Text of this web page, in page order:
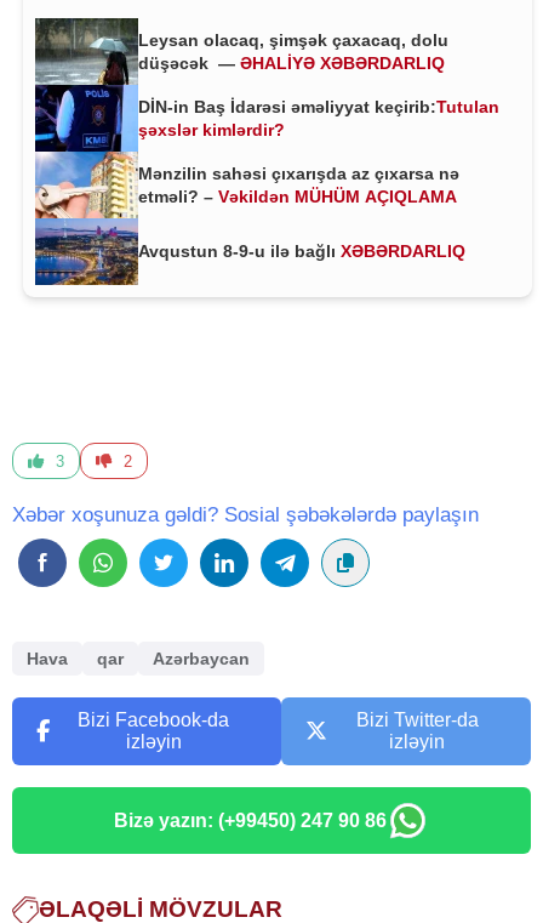
Leysan olacaq, şimşək çaxacaq, dolu
düşəcək — ƏHALİYƏ XƏBƏRDARLIQ
DİN-in Baş İdarəsi əməliyyat keçirib:Tutulan
şəxslər kimlərdir?
Mənzilin sahəsi çıxarışda az çıxarsa nə
etməli? – Vəkildən MÜHÜM AÇIQLAMA
Avqustun 8-9-u ilə bağlı XƏBƏRDARLIQ
3 2
Xəbər xoşunuza gəldi? Sosial şəbəkələrdə paylaşın
Hava qar Azərbaycan
Bizi Facebook-da
izləyin
Bizi Twitter-da
izləyin
Bizə yazın: (+99450) 247 90 86
ƏLAQƏLI MÖVZULAR